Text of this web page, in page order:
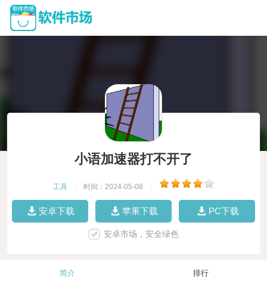
小语加速器打不开了
工具 时间：2024-05-08
安卓下载 苹果下载 PC下载
安卓市场，安全绿色
简介 排行